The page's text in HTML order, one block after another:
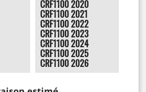
CRF1100 2020
CRF1100 2021
CRF1100 2022
CRF1100 2023
CRF1100 2024
CRF1100 2025
CRF1100 2026